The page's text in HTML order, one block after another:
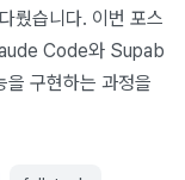
뤘습니다. 이번 포스
Code와 Supab
구현하는 과정을